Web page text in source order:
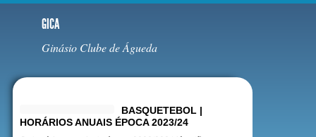
GICA
Ginásio Clube de Águeda
BASQUETEBOL |
HORÁRIOS ANUAIS ÉPOCA 2023/24